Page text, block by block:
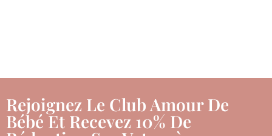
Rejoignez Le Club Amour De
Bébé Et Recevez 10% De